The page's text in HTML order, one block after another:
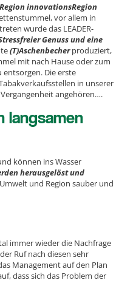
Region innovationsRegion
vor allem in
wurde das LEADER-
Genuss und eine
(T)Aschenbecherproduziert,
mit nach Hause oder zum
Die erste
in unserer
angehören….
können ins Wasser
herausgelöst und
und Region sauber und
immer wieder die Nachfrage
Ruf nach diesen sehr
Management auf den Plan
dass sich das Problem der